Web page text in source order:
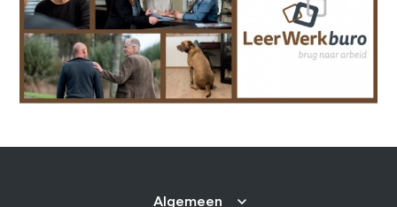
Brochure
Vacatures
Laatste nieuws
Contact
Klanten aan het woord
Werkgever aan het woord
Algemeen